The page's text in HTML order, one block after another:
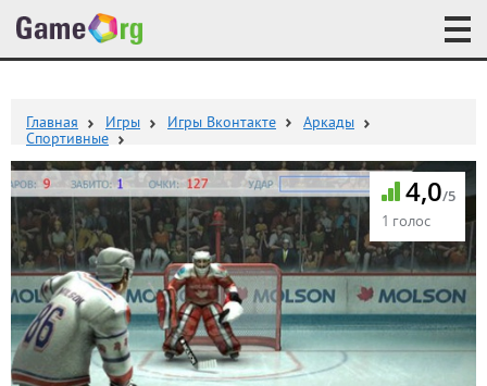
Главная Игры Игры Вконтакте
Аркады
Спортивные
4,0/5
1 голос